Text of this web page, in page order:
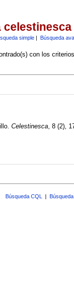
celestinesca
simple| Búsqueda
con los
Celestinesca, 8 (2),
Búsqueda CQL |